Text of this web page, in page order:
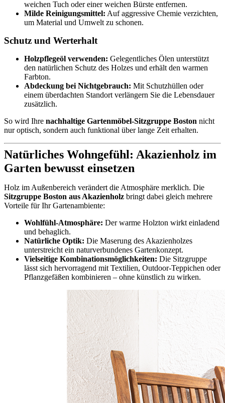
weichen Tuch oder einer weichen Bürste entfernen.
Milde Reinigungsmittel: Auf aggressive Chemie verzichten,
um Material und Umwelt zu schonen.
Schutz und Werterhalt
Holzpflegeöl verwenden: Gelegentliches Ölen unterstützt
den natürlichen Schutz des Holzes und erhält den warmen
Farbton.
Abdeckung bei Nichtgebrauch: Mit Schutzhüllen oder
einem überdachten Standort verlängern Sie die Lebensdauer
zusätzlich.
So wird Ihre nachhaltige Gartenmöbel-Sitzgruppe Boston nicht
nur optisch, sondern auch funktional über lange Zeit erhalten.
Natürliches Wohngefühl: Akazienholz im
Garten bewusst einsetzen
Holz im Außenbereich verändert die Atmosphäre merklich. Die
Sitzgruppe Boston aus Akazienholz bringt dabei gleich mehrere
Vorteile für Ihr Gartenambiente:
Wohlfühl-Atmosphäre: Der warme Holzton wirkt einladend
und behaglich.
Natürliche Optik: Die Maserung des Akazienholzes
unterstreicht ein naturverbundenes Gartenkonzept.
Vielseitige Kombinationsmöglichkeiten: Die Sitzgruppe
lässt sich hervorragend mit Textilien, Outdoor-Teppichen oder
Pflanzgefäßen kombinieren – ohne künstlich zu wirken.